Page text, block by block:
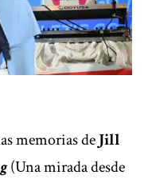
memorias deJill
(Una mirada desde